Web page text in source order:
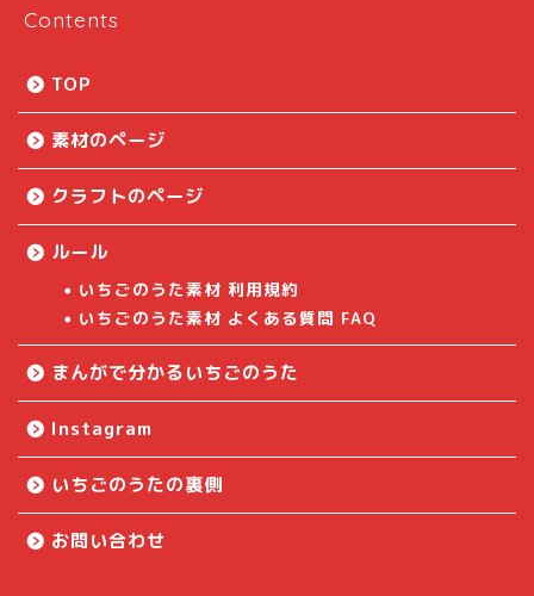
Contents
TOP
素材のページ
クラフトのページ
ルール
いちごのうた素材 利用規約
いちごのうた素材 よくある質問 FAQ
まんがで分かるいちごのうた
Instagram
いちごのうたの裏側
お問い合わせ